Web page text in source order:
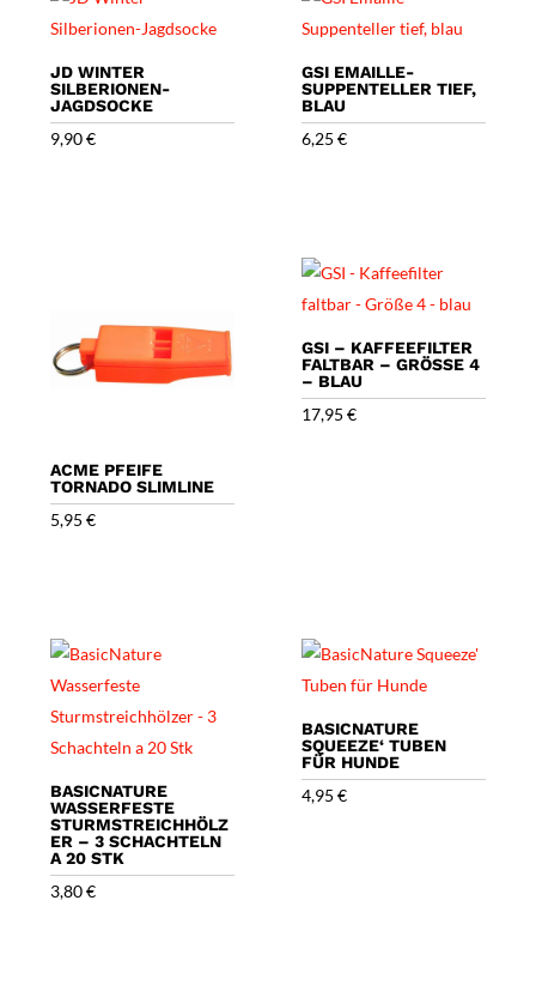
JD WINTER
SILBERIONEN-
JAGDSOCKE
9,90€
GSI EMAILLE-
SUPPENTELLER TIEF,
BLAU
6,25€
ACME PFEIFE
TORNADO SLIMLINE
5,95€
GSI – KAFFEEFILTER
FALTBAR – GRÖSSE 4 –
BLAU
17,95€
BASICNATURE
WASSERFESTE
STURMSTREICHHÖLZ
ER – 3 SCHACHTELN
A 20 STK
3,80€
BASICNATURE
SQUEEZE‘ TUBEN
FÜR HUNDE
4,95€